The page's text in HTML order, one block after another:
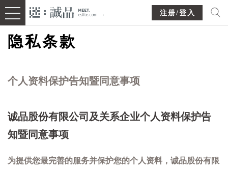
注册/登入
隐私条款
个人资料保护告知暨同意事项
诚品股份有限公司及关系企业个人资料保护告
知暨同意事项
为提供您最完善的服务并保护您的个人资料，诚品股份有限